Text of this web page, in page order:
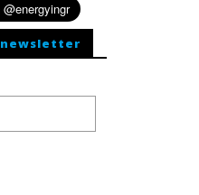
newsletter